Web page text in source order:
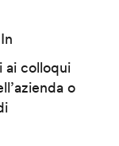
ai colloqui
o